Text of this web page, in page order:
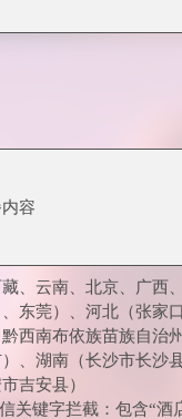
容
、云南、北京、广西
东莞）、河北（张家
西南布依族苗族自治
）、湖南（长沙市长沙
吉安县）
关键字拦截：包含“酒